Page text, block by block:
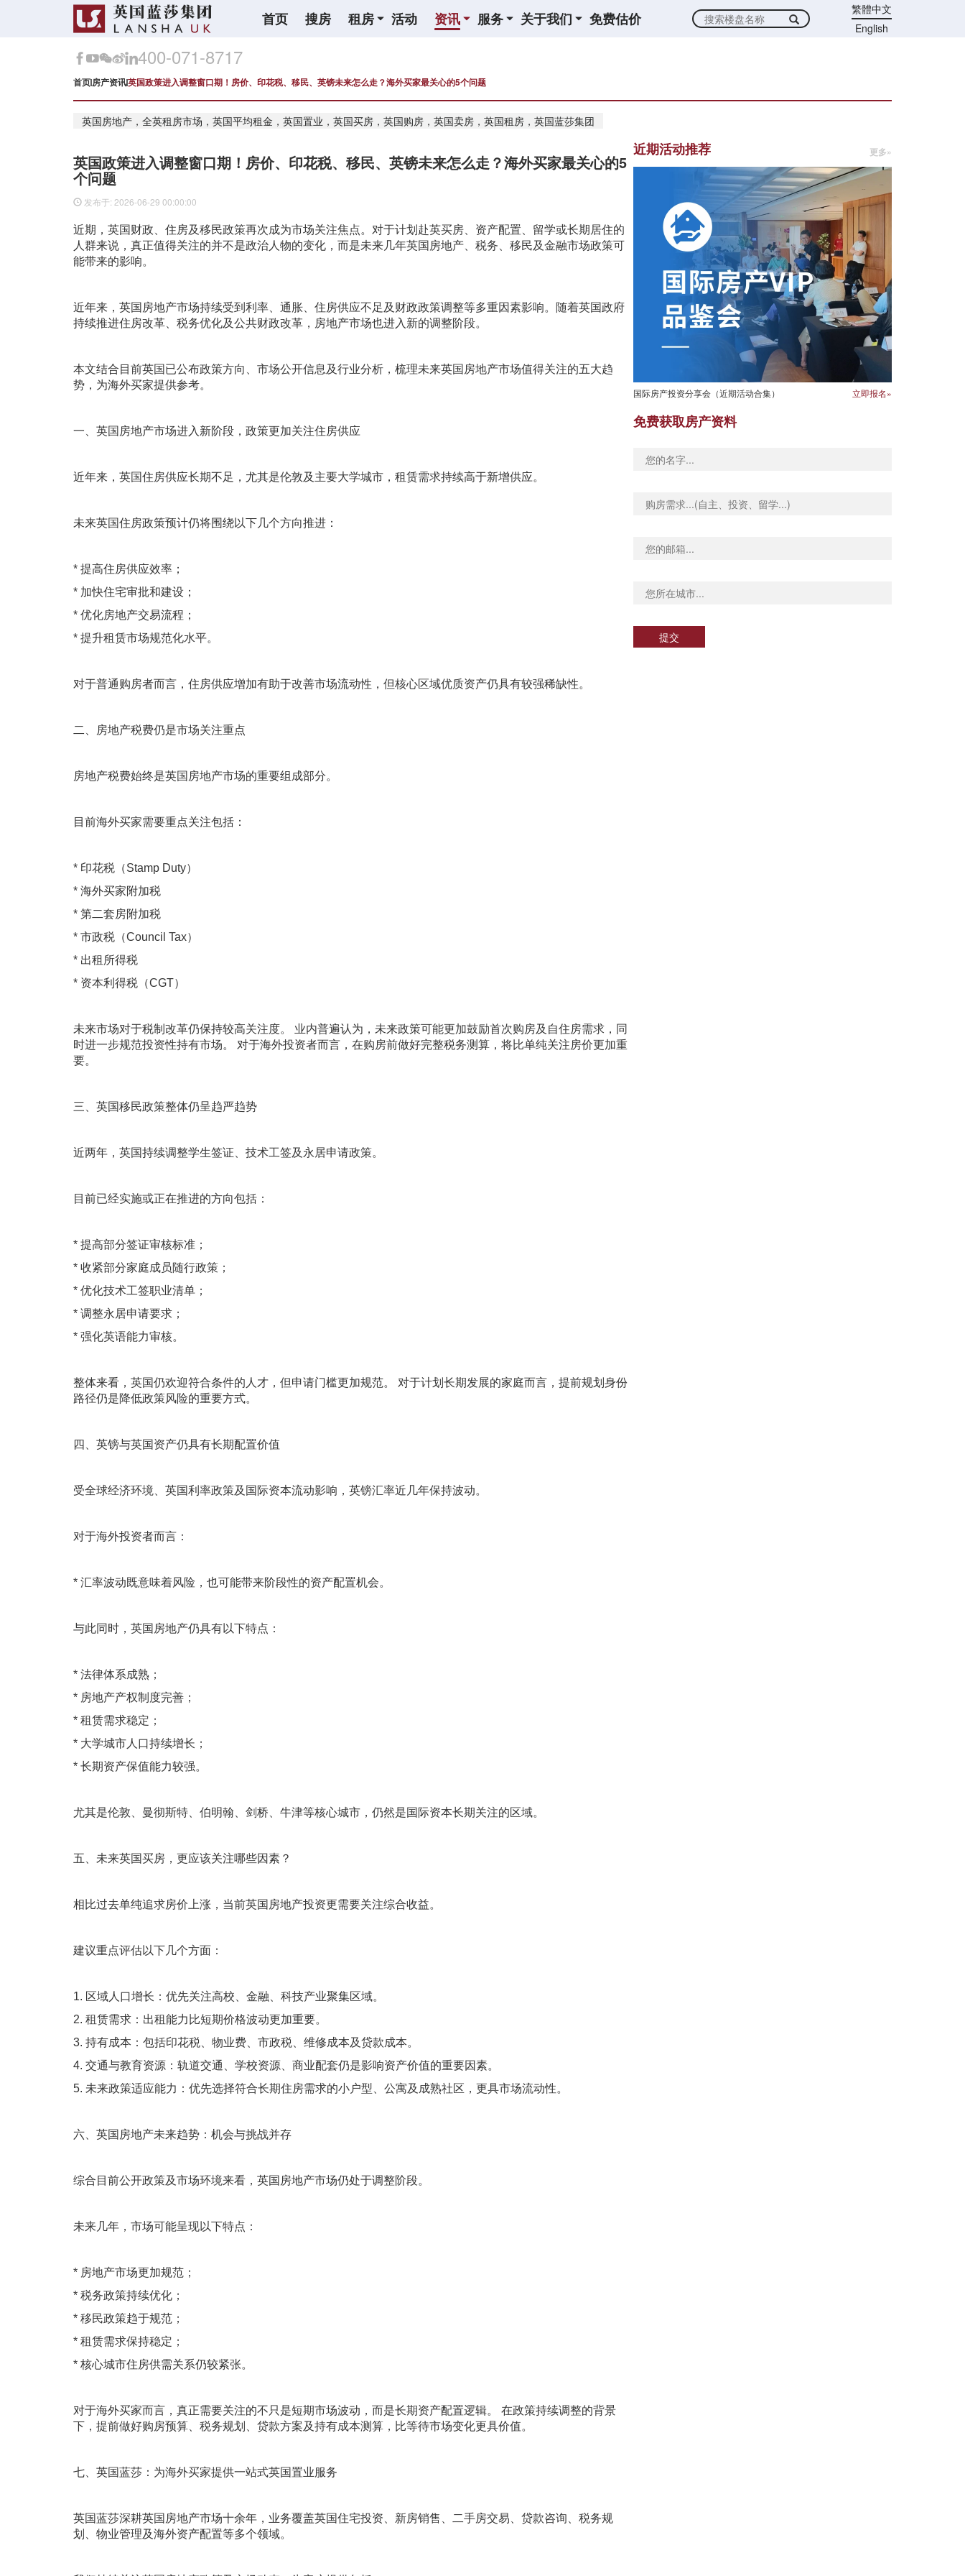
首页 搜房 租房 活动 资讯 服务 关于我们 免费估价
繁體中文
English
400-071-8717
首页房产资讯英国政策进入调整窗口期！房价、印花税、移民、英镑未来怎么走？海外买家最关心的5个问题
英国房地产，全英租房市场，英国平均租金，英国置业，英国买房，英国购房，英国卖房，英国租房，英国蓝莎集团
英国政策进入调整窗口期！房价、印花税、移民、英镑未来怎么走？海外买家最关心的5
个问题
发布于: 2026-06-29 00:00:00
近期，英国财政、住房及移民政策再次成为市场关注焦点。对于计划赴英买房、资产配置、留学或长期居住的
人群来说，真正值得关注的并不是政治人物的变化，而是未来几年英国房地产、税务、移民及金融市场政策可
能带来的影响。
近年来，英国房地产市场持续受到利率、通胀、住房供应不足及财政政策调整等多重因素影响。随着英国政府
持续推进住房改革、税务优化及公共财政改革，房地产市场也进入新的调整阶段。
本文结合目前英国已公布政策方向、市场公开信息及行业分析，梳理未来英国房地产市场值得关注的五大趋
势，为海外买家提供参考。
一、英国房地产市场进入新阶段，政策更加关注住房供应
近年来，英国住房供应长期不足，尤其是伦敦及主要大学城市，租赁需求持续高于新增供应。
未来英国住房政策预计仍将围绕以下几个方向推进：
* 提高住房供应效率；
* 加快住宅审批和建设；
* 优化房地产交易流程；
* 提升租赁市场规范化水平。
对于普通购房者而言，住房供应增加有助于改善市场流动性，但核心区域优质资产仍具有较强稀缺性。
二、房地产税费仍是市场关注重点
房地产税费始终是英国房地产市场的重要组成部分。
目前海外买家需要重点关注包括：
* 印花税（Stamp Duty）
* 海外买家附加税
* 第二套房附加税
* 市政税（Council Tax）
* 出租所得税
* 资本利得税（CGT）
未来市场对于税制改革仍保持较高关注度。 业内普遍认为，未来政策可能更加鼓励首次购房及自住房需求，同
时进一步规范投资性持有市场。 对于海外投资者而言，在购房前做好完整税务测算，将比单纯关注房价更加重
要。
三、英国移民政策整体仍呈趋严趋势
近两年，英国持续调整学生签证、技术工签及永居申请政策。
目前已经实施或正在推进的方向包括：
* 提高部分签证审核标准；
* 收紧部分家庭成员随行政策；
* 优化技术工签职业清单；
* 调整永居申请要求；
* 强化英语能力审核。
整体来看，英国仍欢迎符合条件的人才，但申请门槛更加规范。 对于计划长期发展的家庭而言，提前规划身份
路径仍是降低政策风险的重要方式。
四、英镑与英国资产仍具有长期配置价值
受全球经济环境、英国利率政策及国际资本流动影响，英镑汇率近几年保持波动。
对于海外投资者而言：
* 汇率波动既意味着风险，也可能带来阶段性的资产配置机会。
与此同时，英国房地产仍具有以下特点：
* 法律体系成熟；
* 房地产产权制度完善；
* 租赁需求稳定；
* 大学城市人口持续增长；
* 长期资产保值能力较强。
尤其是伦敦、曼彻斯特、伯明翰、剑桥、牛津等核心城市，仍然是国际资本长期关注的区域。
五、未来英国买房，更应该关注哪些因素？
相比过去单纯追求房价上涨，当前英国房地产投资更需要关注综合收益。
建议重点评估以下几个方面：
1. 区域人口增长：优先关注高校、金融、科技产业聚集区域。
2. 租赁需求：出租能力比短期价格波动更加重要。
3. 持有成本：包括印花税、物业费、市政税、维修成本及贷款成本。
4. 交通与教育资源：轨道交通、学校资源、商业配套仍是影响资产价值的重要因素。
5. 未来政策适应能力：优先选择符合长期住房需求的小户型、公寓及成熟社区，更具市场流动性。
六、英国房地产未来趋势：机会与挑战并存
综合目前公开政策及市场环境来看，英国房地产市场仍处于调整阶段。
未来几年，市场可能呈现以下特点：
* 房地产市场更加规范；
* 税务政策持续优化；
* 移民政策趋于规范；
* 租赁需求保持稳定；
* 核心城市住房供需关系仍较紧张。
对于海外买家而言，真正需要关注的不只是短期市场波动，而是长期资产配置逻辑。 在政策持续调整的背景
下，提前做好购房预算、税务规划、贷款方案及持有成本测算，比等待市场变化更具价值。
七、英国蓝莎：为海外买家提供一站式英国置业服务
英国蓝莎深耕英国房地产市场十余年，业务覆盖英国住宅投资、新房销售、二手房交易、贷款咨询、税务规
划、物业管理及海外资产配置等多个领域。
近期活动推荐 更多»
国际房产投资分享会（近期活动合集） 立即报名»
免费获取房产资料
提交